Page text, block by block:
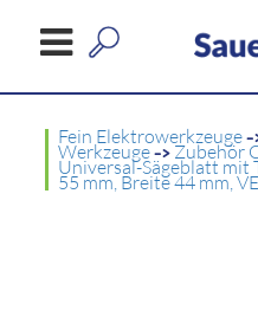
Fein Elektrowerkzeuge-
Werkzeuge-> Zubehör
Universal-Sägeblatt mit
55 mm, Breite 44 mm,